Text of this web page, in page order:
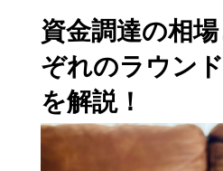
資金調達の相
ぞれのラウン
を解説！